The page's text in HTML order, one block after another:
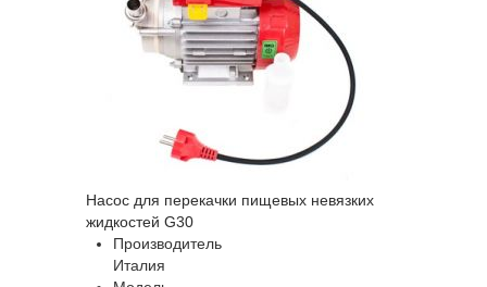
Насос для перекачки пищевых невязких
жидкостей G30
Производитель
Италия